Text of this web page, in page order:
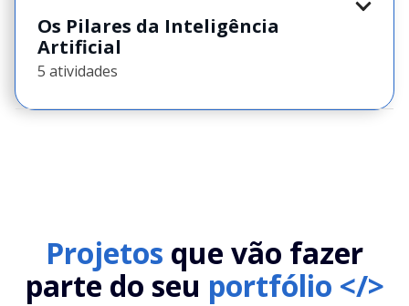
Os Pilares da Inteligência
Artificial
5 atividades
Projetos que vão fazer
parte do seu portfólio </>